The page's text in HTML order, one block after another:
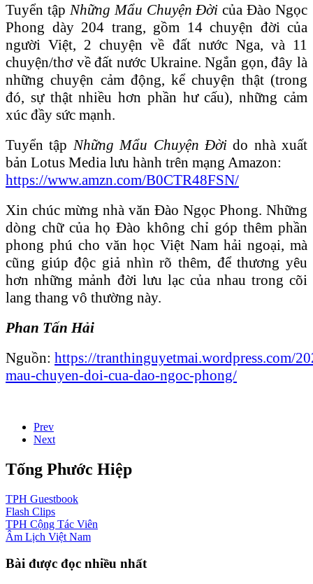
Tuyển tập Những Mẩu Chuyện Đời của Đào Ngọc
Phong dày 204 trang, gồm 14 chuyện đời của
người Việt, 2 chuyện về đất nước Nga, và 11
chuyện/thơ về đất nước Ukraine. Ngắn gọn, đây là
những chuyện cảm động, kể chuyện thật (trong
đó, sự thật nhiều hơn phần hư cấu), những cảm
xúc đầy sức mạnh.
Tuyển tập Những Mẩu Chuyện Đờido nhà xuất
bản Lotus Media lưu hành trên mạng Amazon:
https://www.amzn.com/B0CTR48FSN/
Xin chúc mừng nhà văn Đào Ngọc Phong. Những
dòng chữ của họ Đào không chỉ góp thêm phần
phong phú cho văn học Việt Nam hải ngoại, mà
cũng giúp độc giả nhìn rõ thêm, để thương yêu
hơn những mảnh đời lưu lạc của nhau trong cõi
lang thang vô thường này.
Phan Tấn Hải
Nguồn: https://tranthinguyetmai.wordpress.com/
mau-chuyen-doi-cua-dao-ngoc-phong/
Prev
Next
Tống Phước Hiệp
TPH Guestbook
Flash Clips
TPH Cộng Tác Viên
Âm Lịch Việt Nam
Bài được đọc nhiều nhất